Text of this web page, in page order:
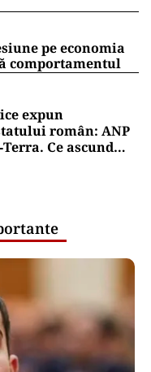
pe economia
comportamentul
expun
român: ANP
Ce ascund